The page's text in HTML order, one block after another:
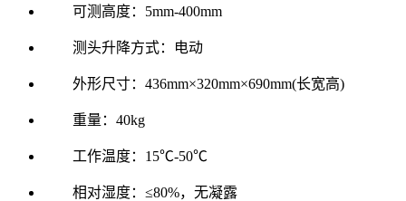
可测高度：5mm-400mm
测头升降方式：电动
外形尺寸：436mm×320mm×690mm(长宽高)
重量：40kg
工作温度：15℃-50℃
相对湿度：≤80%，无凝露